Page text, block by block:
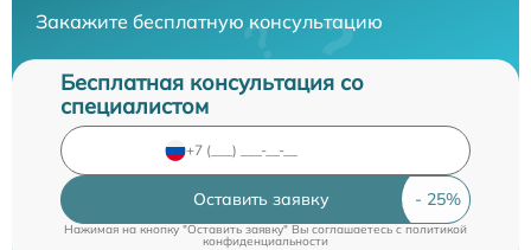
Закажите бесплатную консультацию
Бесплатная консультация со
специалистом
Оставить заявку
Нажимая на кнопку "Оставить заявку" Вы соглашаетесь cполитикой
конфиденциальности